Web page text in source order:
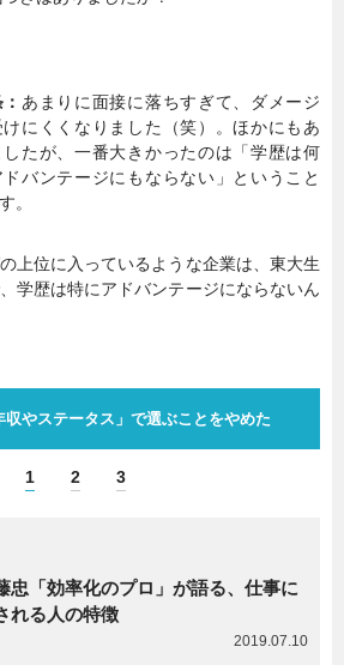
：あまりに面接に落ちすぎて、ダメージ
けにくくなりました（笑）。ほかにもあ
したが、一番大きかったのは「学歴は何
ドバンテージにもならない」ということ
。
上位に入っているような企業は、東大生
学歴は特にアドバンテージにならないん
収やステータス」で選ぶことをやめた
1 2 3
忠「効率化のプロ」が語る、仕事に
れる人の特徴
2019.07.10